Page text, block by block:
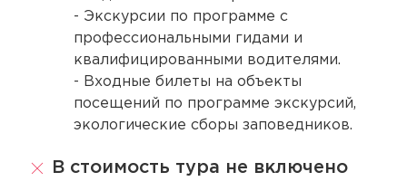
- Экскурсии по программе с
профессиональными гидами и
квалифицированными водителями.
- Входные билеты на объекты
посещений по программе экскурсий,
экологические сборы заповедников.
В стоимость тура не включено